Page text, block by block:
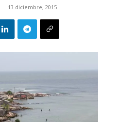
- 13 diciembre, 2015